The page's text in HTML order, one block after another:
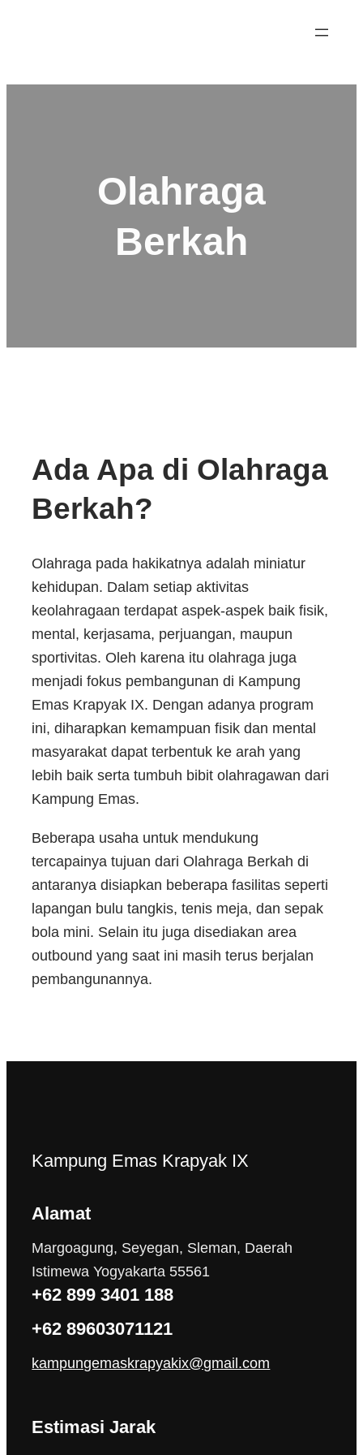
Olahraga
Berkah
Ada Apa di Olahraga
Berkah?
Olahraga pada hakikatnya adalah miniatur
kehidupan. Dalam setiap aktivitas
keolahragaan terdapat aspek-aspek baik fisik,
mental, kerjasama, perjuangan, maupun
sportivitas. Oleh karena itu olahraga juga
menjadi fokus pembangunan di Kampung
Emas Krapyak IX. Dengan adanya program
ini, diharapkan kemampuan fisik dan mental
masyarakat dapat terbentuk ke arah yang
lebih baik serta tumbuh bibit olahragawan dari
Kampung Emas.
Beberapa usaha untuk mendukung
tercapainya tujuan dari Olahraga Berkah di
antaranya disiapkan beberapa fasilitas seperti
lapangan bulu tangkis, tenis meja, dan sepak
bola mini. Selain itu juga disediakan area
outbound yang saat ini masih terus berjalan
pembangunannya.
Kampung Emas Krapyak IX
Alamat
Margoagung, Seyegan, Sleman, Daerah
Istimewa Yogyakarta 55561
+62 899 3401 188
+62 89603071121
kampungemaskrapyakix@gmail.com
Estimasi Jarak